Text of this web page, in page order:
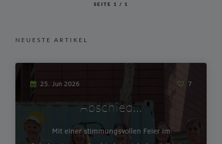
SEITE 1 / 1
NEUESTE ARTIKEL
25. Jun 2026 7
Abschied…
Mit einer stimmungsvollen Feier im